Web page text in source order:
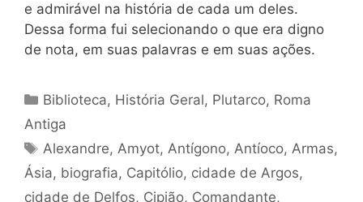
e admirável na história de cada um deles.
Dessa forma fui selecionando o que era digno
de nota, em suas palavras e em suas ações.
Categorias
Biblioteca, História Geral, Plutarco, Roma
Antiga
Tags
Alexandre,Amyot,Antígono,Antíoco,Armas,
Ásia, biografia, Capitólio, cidade de Argos,
cidade de Delfos, Cipião, Comandante,